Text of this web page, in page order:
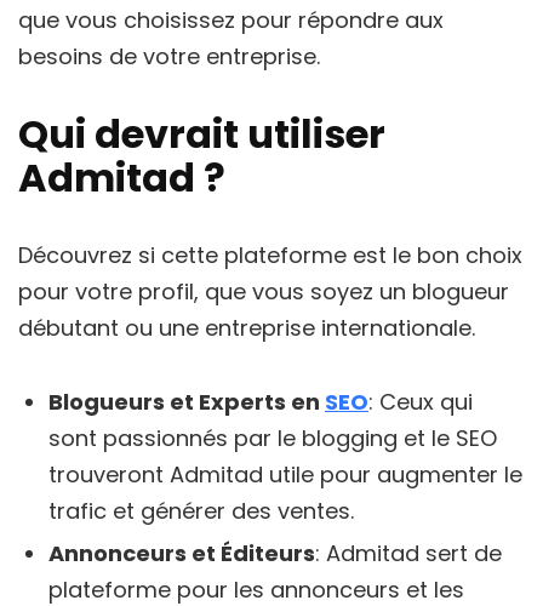
que vous choisissez pour répondre aux
besoins de votre entreprise.
Qui devrait utiliser
Admitad ?
Découvrez si cette plateforme est le bon choix
pour votre profil, que vous soyez un blogueur
débutant ou une entreprise internationale.
Blogueurs et Experts en SEO: Ceux qui
sont passionnés par le blogging et le SEO
trouveront Admitad utile pour augmenter le
trafic et générer des ventes.
Annonceurs et Éditeurs: Admitad sert de
plateforme pour les annonceurs et les